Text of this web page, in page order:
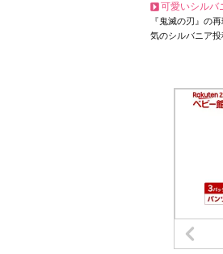
可愛いシルバ
『鬼滅の刃』の
気のシルバニア投